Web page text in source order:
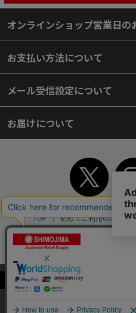
当サイトはクッキー（Cookie）を使
だける場合は「OK」をクリックしてく
OK
オンラインショップ営業日の
お支払い方法について
メール受信設定について
お届けについて
TOP 初めてご利用のお客様
個人情報保護方針
よくあるご質問
WEB
Copyright© 2018